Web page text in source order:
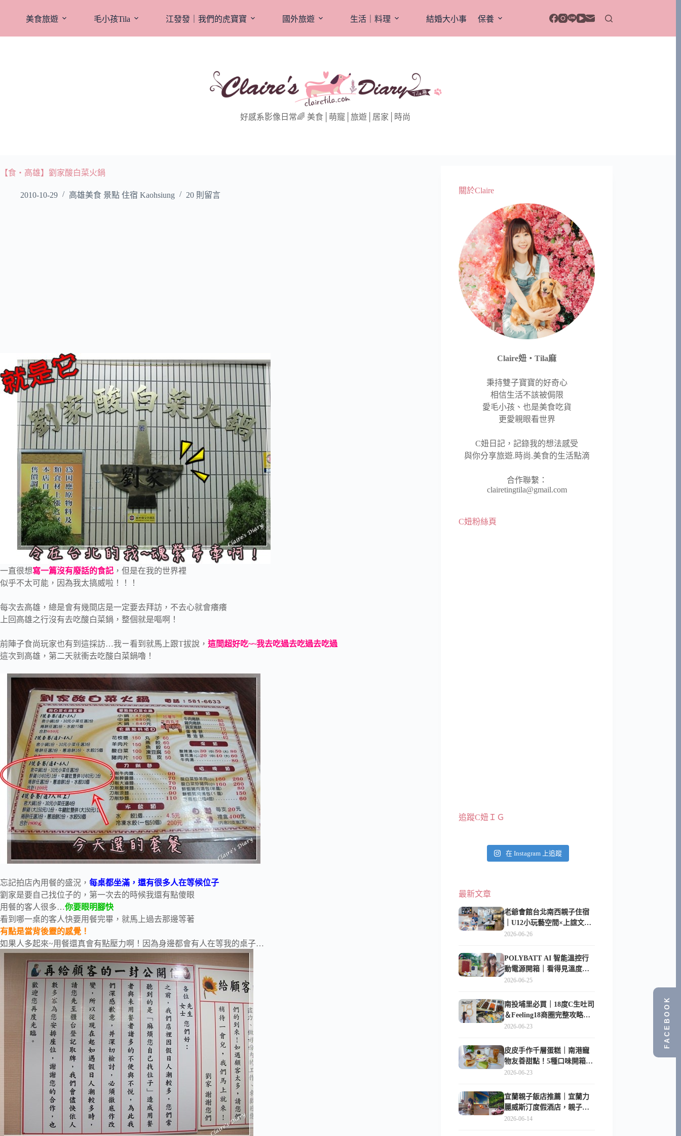
美食旅遊 毛小孩Tila 江發發｜我們的虎寶寶 國外旅遊 生活｜料理 結婚大小事 保養
好感系影像日常🌈 美食│萌寵│旅遊│居家│時尚
【食‧高雄】劉家酸白菜火鍋
2010-10-29 高雄美食 景點 住宿 Kaohsiung 20 則留言
一直很想寫一篇沒有廢話的食記 ，但是在我的世界裡
似乎不太可能，因為我太搞威啦！！！
每次去高雄，總是會有幾間店是一定要去拜訪，不去心就會癢癢
上回高雄之行沒有去吃酸白菜鍋，整個就是嘔啊！
前陣子食尚玩家也有到這採訪…我ㄧ看到就馬上跟T拔說， 這間超好吃~~我去吃過去吃過去吃過
這次到高雄，第二天就衝去吃酸白菜鍋嚕！
忘記拍店內用餐的盛況， 每桌都坐滿，還有很多人在等候位子
劉家是要自己找位子的，第一次去的時候我還有點傻眼
用餐的客人很多…你要眼明腳快
看到哪一桌的客人快要用餐完畢，就馬上過去那邊等著
有點是當背後靈的感覺！
如果人多起來~用餐還真會有點壓力啊！因為身邊都會有人在等我的桌子…
關於Claire
Claire妞‧Tila麻
秉持雙子寶寶的好奇心
相信生活不該被侷限
愛毛小孩、也是美食吃貨
更愛親眼看世界
C妞日記，記錄我的想法感受
與你分享旅遊.時尚.美食的生活點滴
合作聯繫：
clairetingtila@gmail.com
C妞粉絲頁
追蹤C妞ＩＧ
在 Instagram 上追蹤
最新文章
老爺會館台北南西親子住宿
｜U12小玩藝空間×上誼文
化，暑假帶孩子這樣玩
2026-06-26
POLYBATT AI 智能溫控行
動電源開箱｜看得見溫度與
電量，外出更安心的
2026-06-25
南投埔里必買｜18度C生吐司
＆Feeling18商圈完整攻略，
在地人帶路這樣逛
2026-06-23
皮皮手作千層蛋糕｜南港寵
物友善甜點！5種口味開箱，
比Lady M便宜一半的台北隱
2026-06-23
宜蘭親子飯店推薦｜宜蘭力
麗威斯汀度假酒店，親子
房、Buffet、泳池、兒童俱樂
2026-06-14
FACEBOOK